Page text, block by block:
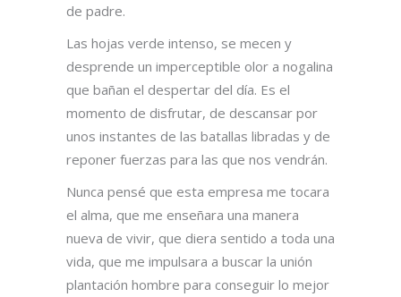
de padre.
Las hojas verde intenso, se mecen y
desprende un imperceptible olor a nogalina
que bañan el despertar del día. Es el
momento de disfrutar, de descansar por
unos instantes de las batallas libradas y de
reponer fuerzas para las que nos vendrán.
Nunca pensé que esta empresa me tocara
el alma, que me enseñara una manera
nueva de vivir, que diera sentido a toda una
vida, que me impulsara a buscar la unión
plantación hombre para conseguir lo mejor